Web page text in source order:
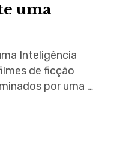
uma
Inteligência
de ficção
por uma …